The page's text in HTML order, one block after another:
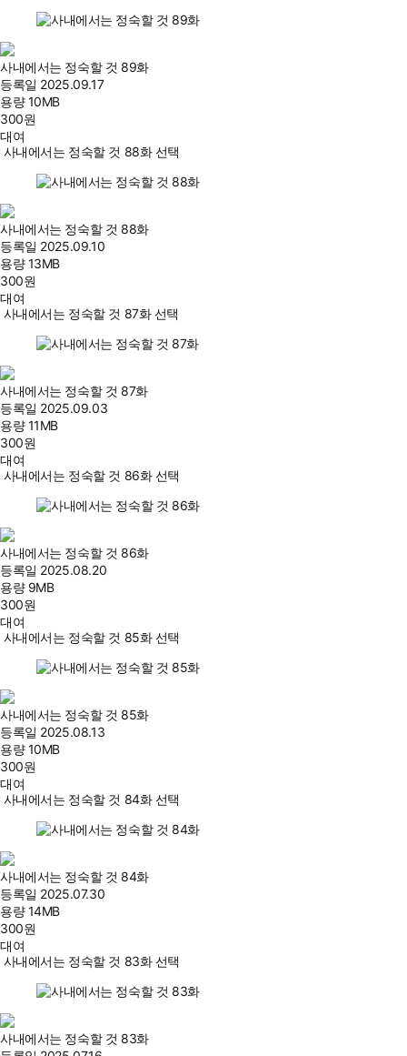
사내에서는 정숙할 것 89화
등록일 2025.09.17
용량10MB
300원
대여
사내에서는 정숙할 것 88화 선택
사내에서는 정숙할 것 88화
등록일 2025.09.10
용량13MB
300원
대여
사내에서는 정숙할 것 87화 선택
사내에서는 정숙할 것 87화
등록일 2025.09.03
용량11MB
300원
대여
사내에서는 정숙할 것 86화 선택
사내에서는 정숙할 것 86화
등록일 2025.08.20
용량 9MB
300원
대여
사내에서는 정숙할 것 85화 선택
사내에서는 정숙할 것 85화
등록일 2025.08.13
용량10MB
300원
대여
사내에서는 정숙할 것 84화 선택
사내에서는 정숙할 것 84화
등록일 2025.07.30
용량14MB
300원
대여
사내에서는 정숙할 것 83화 선택
사내에서는 정숙할 것 83화